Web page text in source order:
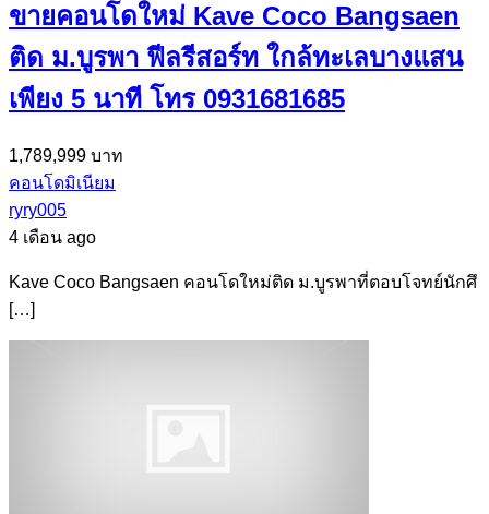
ขายคอนโดใหม่ Kave Coco Bangsaen
ติด ม.บูรพา ฟีลรีสอร์ท ใกล้ทะเลบางแสน
เพียง 5 นาที โทร 0931681685
1,789,999 บาท
คอนโดมิเนียม
ryry005
4 เดือน ago
Kave Coco Bangsaen คอนโดใหม่ติด ม.บูรพาที่ตอบโจทย์นักศึ
[…]